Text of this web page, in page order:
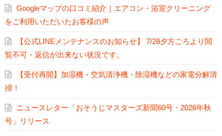
Googleマップの口コミ紹介｜エアコン・浴室クリーニング
をご利用いただいたお客様の声
【公式LINEメンテナンスのお知らせ】 7/28夕方ごろより閲
覧不可・返信が出来ない状況です。
【受付再開】加湿機・空気清浄機・除湿機などの家電分解清
掃！
ニュースレター「おそうじマスターズ新聞60号・2026年秋
号」リリース